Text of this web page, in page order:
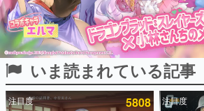
ピックアップ
いま読まれている記事
注目度 5808 注目度